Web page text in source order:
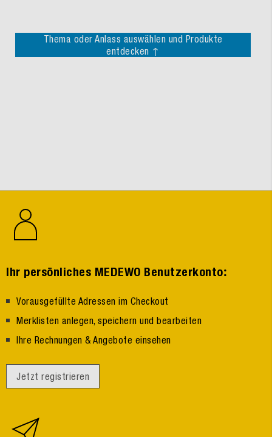
Thema oder Anlass auswählen und Produkte
entdecken ↑
Ihr persönliches MEDEWO Benutzerkonto:
Vorausgefüllte Adressen im Checkout
Merklisten anlegen, speichern und bearbeiten
Ihre Rechnungen & Angebote einsehen
Jetzt registrieren